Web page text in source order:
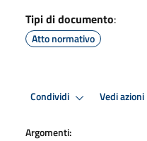
Tipi di documento:
Atto normativo
Condividi Vedi azioni
Argomenti: